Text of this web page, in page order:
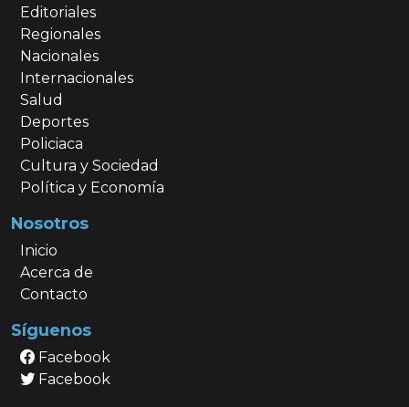
Editoriales
Regionales
Nacionales
Internacionales
Salud
Deportes
Policiaca
Cultura y Sociedad
Política y Economía
Nosotros
Inicio
Acerca de
Contacto
Síguenos
Facebook
Facebook